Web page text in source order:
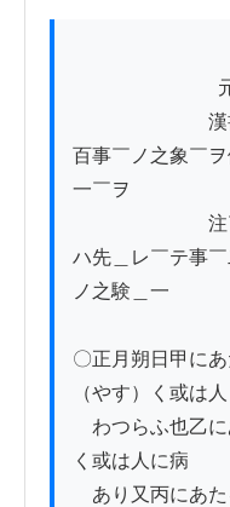
漢書曰雑
百事￣ノ之象￣
一￣ヲ
注￣二云
ハ先＿レ￣テ事
ノ之験＿一
〇正月朔日甲に
（やす）く或は
わつらふ也乙に
く或は人に病
あり又丙にあた